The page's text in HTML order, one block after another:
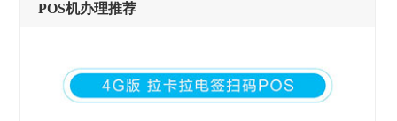
POS机办理推荐